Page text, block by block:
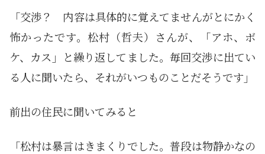
「交渉？ 内容は具体的に覚えてませんがとにかく
怖かったです。松村（哲夫）さんが、「アホ、ボ
ケ、カス」と繰り返してました。毎回交渉に出てい
る人に聞いたら、それがいつものことだそうです」
前出の住民に聞いてみると
「松村は暴言はきまくりでした。普段は物静かなの